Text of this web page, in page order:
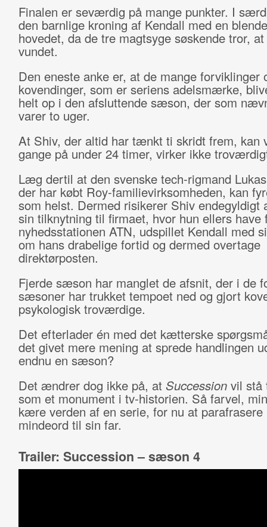
Finalen er seværdig på mange punkter. I
den barnlige kroning af Kendall med en
hovedet, da de tre magtsyge søskende tror,
vundet.
Den eneste anke er, at de mange forviklinger
kovendinger, som er seriens adelsmærke,
helt op i den afsluttende sæson, der som
varer to uger.
At Shiv, der altid har tænkt ti skridt frem, kan
gange på under 24 timer, virker ikke
Læg dertil at den svenske tech-rigmand
der har købt Roy-familievirksomheden, kan
som helst. Dermed risikerer Shiv endegyldigt
sin tilknytning til firmaet, hvor hun ellers have
nyhedsstationen ATN, udspillet Kendall med
om hans drabelige fortid og dermed overtage
direktørposten.
Fjerde sæson har manglet de afsnit, der i de
sæsoner har trukket tempoet ned og gjort
psykologisk troværdige.
Det efterlader én med det kætterske
det givet mere mening at sprede handlingen
endnu en sæson?
Det ændrer dog ikke på, at Successionvil stå
som et monument i tv-historien. Så farvel,
kære verden af en serie, for nu at parafrasere
mindeord til sin far.
Trailer: Succession – sæson 4